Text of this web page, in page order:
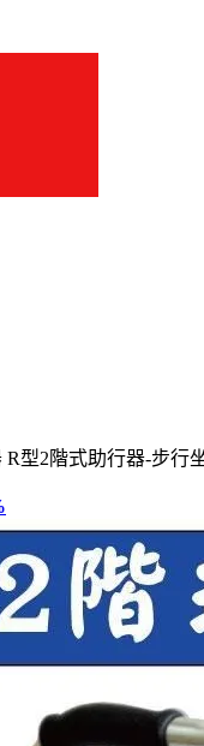
型2階式助行器-步行